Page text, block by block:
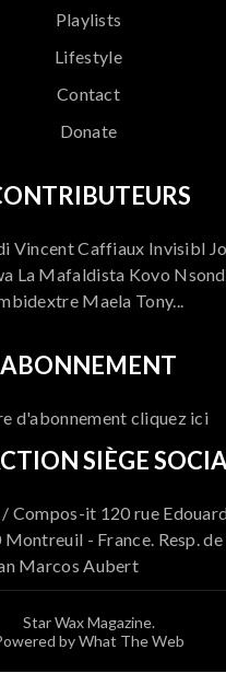
Playlists
Lifestyle
Contact
Donate
Vincent Caffiaux Invisibl
La Mafaldista Kovo
Maela Tony...
ABONNEMENT
d'abonnement cliquez ici
SIÈGE
/ Compos-it 120 rue
- France. Resp. de
Marcos Aubert
Star Wax Magazine.
by What The Web